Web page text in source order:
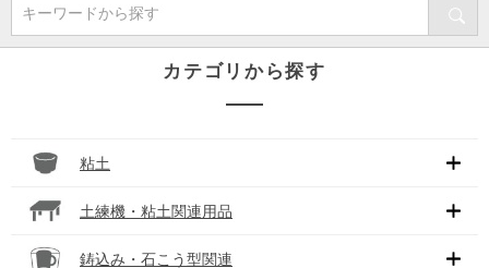
キーワードから探す
カテゴリから探す
粘土
土練機・粘土関連用品
鋳込み・石こう型関連